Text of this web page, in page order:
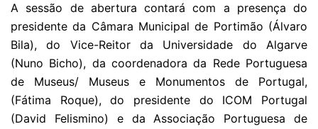
A sessão de abertura contará com a presença do
presidente da Câmara Municipal de Portimão (Álvaro
Bila), do Vice-Reitor da Universidade do Algarve
(Nuno Bicho), da coordenadora da Rede Portuguesa
de Museus/ Museus e Monumentos de Portugal,
(Fátima Roque), do presidente do ICOM Portugal
(David Felismino) e da Associação Portuguesa de